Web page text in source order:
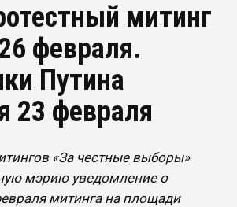
митинг
февраля.
Путина
23 февраля
«За честные выборы»
мэрию уведомление о
митинга на площади